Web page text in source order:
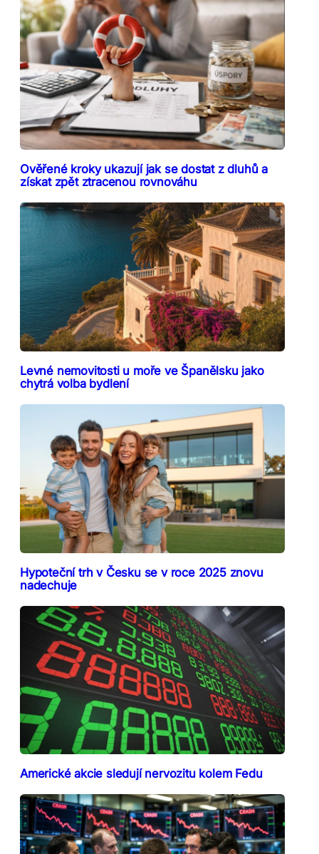
Ověřené kroky ukazují jak se dostat z dluhů a
získat zpět ztracenou rovnováhu
Levné nemovitosti u moře ve Španělsku jako
chytrá volba bydlení
Hypoteční trh v Česku se v roce 2025 znovu
nadechuje
Americké akcie sledují nervozitu kolem Fedu